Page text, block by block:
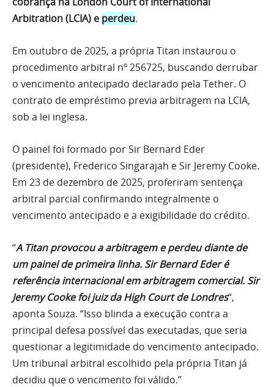
Arbitration (LCIA) e perdeu.
Em outubro de 2025, a própria Titan instaurou o
procedimento arbitral nº 256725, buscando derrubar
o vencimento antecipado declarado pela Tether. O
contrato de empréstimo previa arbitragem na LCIA,
sob a lei inglesa.
O painel foi formado por Sir Bernard Eder
(presidente), Frederico Singarajah e Sir Jeremy Cooke.
Em 23 de dezembro de 2025, proferiram sentença
arbitral parcial confirmando integralmente o
vencimento antecipado e a exigibilidade do crédito.
“A Titan provocou a arbitragem e perdeu diante de
um painel de primeira linha. Sir Bernard Eder é
referência internacional em arbitragem comercial. Sir
Jeremy Cooke foi juiz da High Court de Londres“,
aponta Souza. “Isso blinda a execução contra a
principal defesa possível das executadas, que seria
questionar a legitimidade do vencimento antecipado.
Um tribunal arbitral escolhido pela própria Titan já
decidiu que o vencimento foi válido.”